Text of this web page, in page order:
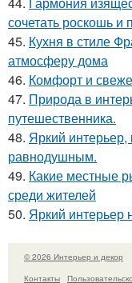
сочетать роскошь и
45. Кухня в стиле
атмосферу дома
46. Комфорт и
47. Природа в
путешественника.
48. Яркий интерьер,
равнодушным.
49. Какие местные
среди жителей
50. Яркий интерьер
© 2026 Интерьер и декор
Контакты